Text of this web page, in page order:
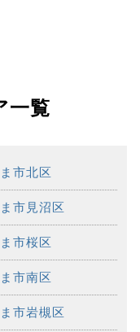
一覧
市北区
市見沼区
市桜区
市南区
市岩槻区